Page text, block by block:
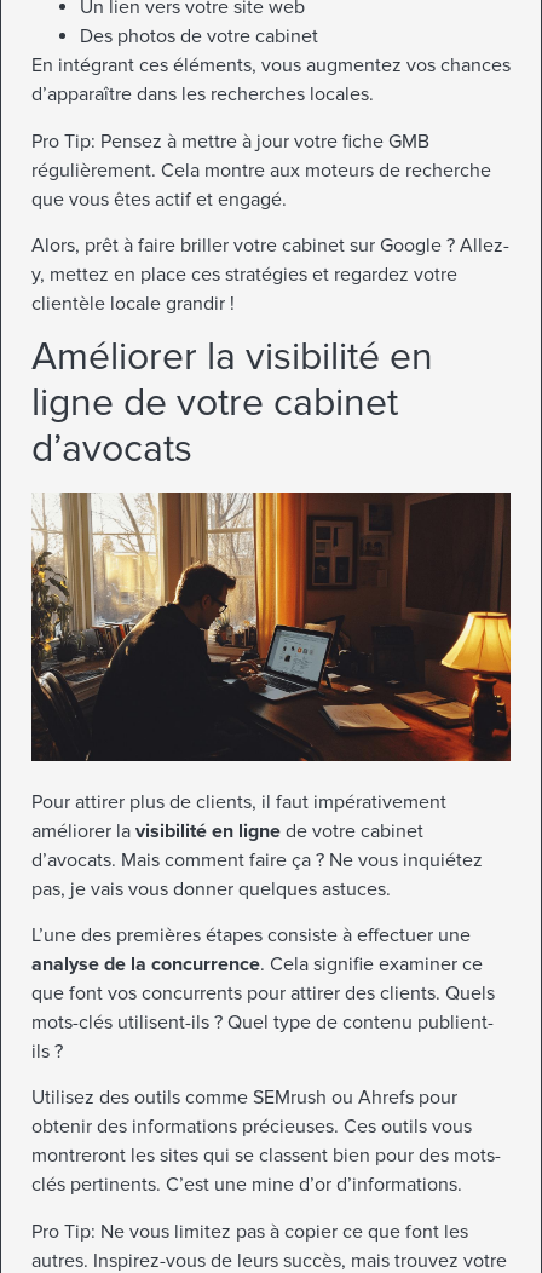
Un lien vers votre site web
Des photos de votre cabinet
En intégrant ces éléments, vous augmentez vos chances
d’apparaître dans les recherches locales.
Pro Tip: Pensez à mettre à jour votre fiche GMB
régulièrement. Cela montre aux moteurs de recherche
que vous êtes actif et engagé.
Alors, prêt à faire briller votre cabinet sur Google ? Allez-
y, mettez en place ces stratégies et regardez votre
clientèle locale grandir !
Améliorer la visibilité en
ligne de votre cabinet
d’avocats
Pour attirer plus de clients, il faut impérativement
améliorer la visibilité en ligne de votre cabinet
d’avocats. Mais comment faire ça ? Ne vous inquiétez
pas, je vais vous donner quelques astuces.
L’une des premières étapes consiste à effectuer une
analyse de la concurrence. Cela signifie examiner ce
que font vos concurrents pour attirer des clients. Quels
mots-clés utilisent-ils ? Quel type de contenu publient-
ils ?
Utilisez des outils comme SEMrush ou Ahrefs pour
obtenir des informations précieuses. Ces outils vous
montreront les sites qui se classent bien pour des mots-
clés pertinents. C’est une mine d’or d’informations.
Pro Tip: Ne vous limitez pas à copier ce que font les
autres. Inspirez-vous de leurs succès, mais trouvez votre